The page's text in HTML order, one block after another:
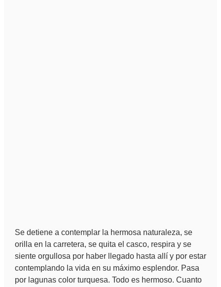
Se detiene a contemplar la hermosa naturaleza, se
orilla en la carretera, se quita el casco, respira y se
siente orgullosa por haber llegado hasta allí y por estar
contemplando la vida en su máximo esplendor. Pasa
por lagunas color turquesa. Todo es hermoso. Cuanto